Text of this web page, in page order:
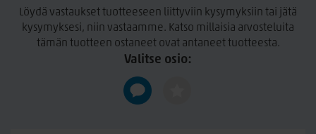
Löydä vastaukset tuotteeseen liittyviin kysymyksiin tai jätä
kysymyksesi, niin vastaamme. Katso millaisia arvosteluita
tämän tuotteen ostaneet ovat antaneet tuotteesta.
Valitse osio: